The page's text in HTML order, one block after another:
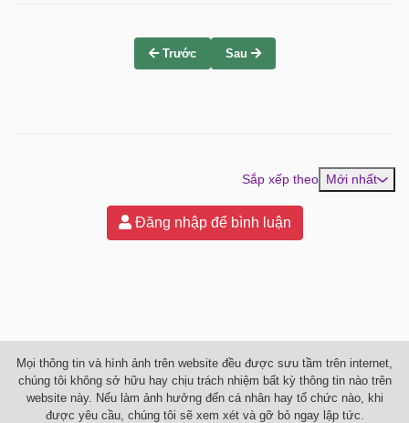
Trước Sau
Sắp xếp theo Mới nhất
Đăng nhập để bình luận
Mọi thông tin và hình ảnh trên website đều được sưu tầm trên internet,
chúng tôi không sở hữu hay chịu trách nhiệm bất kỳ thông tin nào trên
website này. Nếu làm ảnh hưởng đến cá nhân hay tổ chức nào, khi
được yêu cầu, chúng tôi sẽ xem xét và gỡ bỏ ngay lập tức.